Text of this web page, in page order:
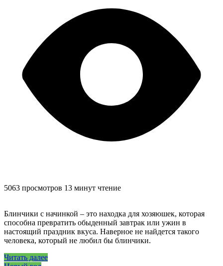
5063 просмотров 13 минут чтение
Блинчики с начинкой – это находка для хозяюшек, которая
способна превратить обыденный завтрак или ужин в
настоящий праздник вкуса. Наверное не найдется такого
человека, который не любил бы блинчики.
Читать далее